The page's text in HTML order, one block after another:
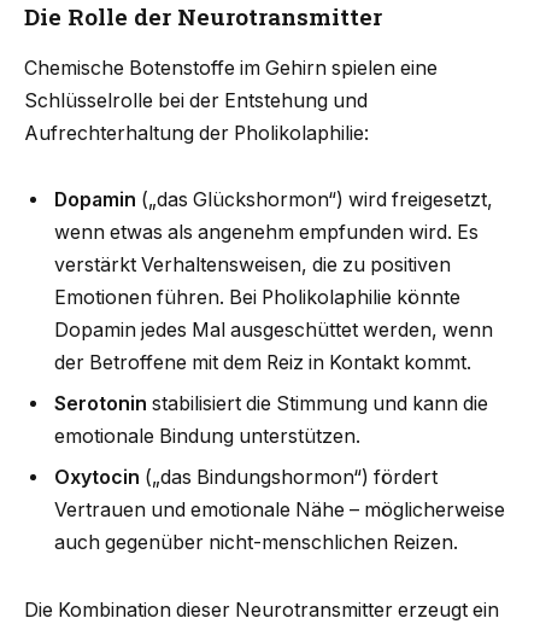
Die Rolle der Neurotransmitter
Chemische Botenstoffe im Gehirn spielen eine
Schlüsselrolle bei der Entstehung und
Aufrechterhaltung der Pholikolaphilie:
Dopamin („das Glückshormon“) wird freigesetzt,
wenn etwas als angenehm empfunden wird. Es
verstärkt Verhaltensweisen, die zu positiven
Emotionen führen. Bei Pholikolaphilie könnte
Dopamin jedes Mal ausgeschüttet werden, wenn
der Betroffene mit dem Reiz in Kontakt kommt.
Serotonin stabilisiert die Stimmung und kann die
emotionale Bindung unterstützen.
Oxytocin („das Bindungshormon“) fördert
Vertrauen und emotionale Nähe – möglicherweise
auch gegenüber nicht-menschlichen Reizen.
Die Kombination dieser Neurotransmitter erzeugt ein